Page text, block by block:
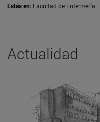
Estás en: Facultad de Enfermería
Actualidad